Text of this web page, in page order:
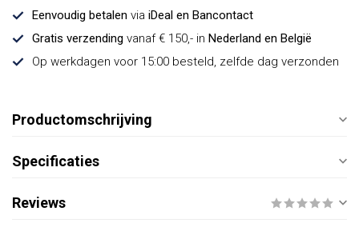
Eenvoudig betalen via iDeal en Bancontact
Gratis verzending vanaf € 150,- in Nederland en België
Op werkdagen voor 15:00 besteld, zelfde dag verzonden
Productomschrijving
Specificaties
Reviews